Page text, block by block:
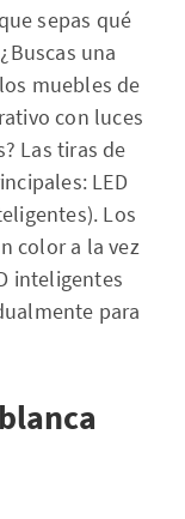
sepas qué
una
muebles de
con luces
Las tiras de
LED
Los
color a la vez
inteligentes
para